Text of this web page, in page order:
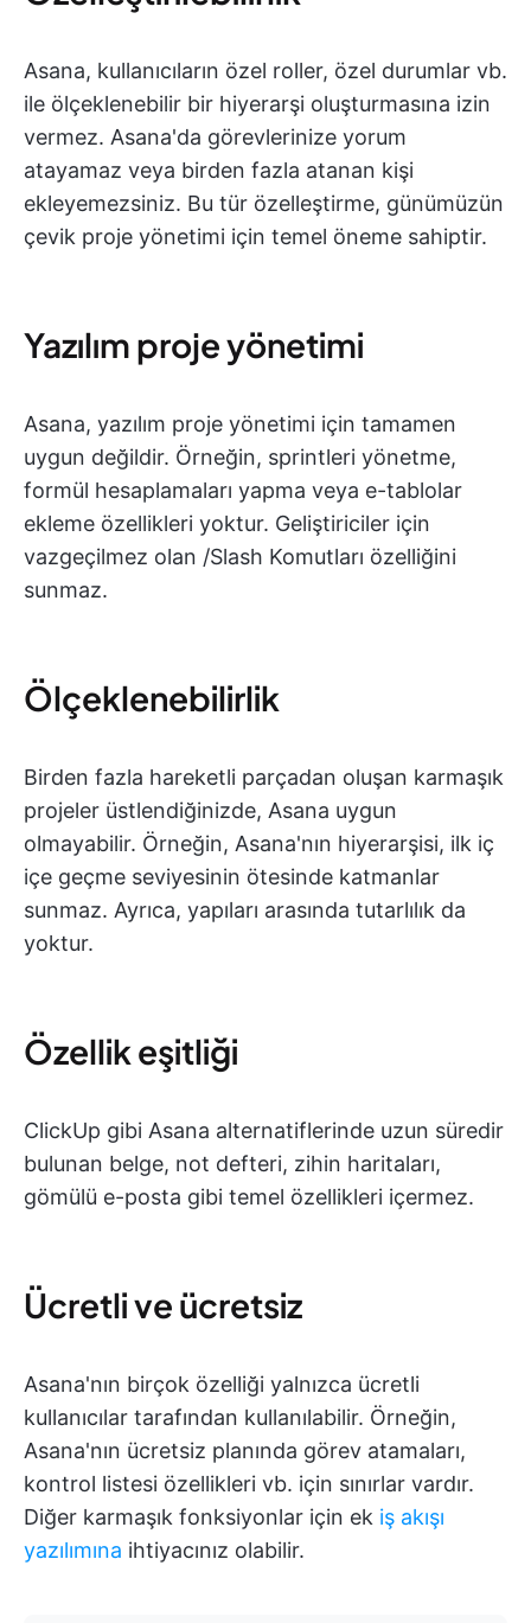
Asana, kullanıcıların özel roller, özel durumlar vb.
ile ölçeklenebilir bir hiyerarşi oluşturmasına izin
vermez. Asana'da görevlerinize yorum
atayamaz veya birden fazla atanan kişi
ekleyemezsiniz. Bu tür özelleştirme, günümüzün
çevik proje yönetimi için temel öneme sahiptir.
Yazılım proje yönetimi
Asana, yazılım proje yönetimi için tamamen
uygun değildir. Örneğin, sprintleri yönetme,
formül hesaplamaları yapma veya e-tablolar
ekleme özellikleri yoktur. Geliştiriciler için
vazgeçilmez olan /Slash Komutları özelliğini
sunmaz.
Ölçeklenebilirlik
Birden fazla hareketli parçadan oluşan karmaşık
projeler üstlendiğinizde, Asana uygun
olmayabilir. Örneğin, Asana'nın hiyerarşisi, ilk iç
içe geçme seviyesinin ötesinde katmanlar
sunmaz. Ayrıca, yapıları arasında tutarlılık da
yoktur.
Özellik eşitliği
ClickUp gibi Asana alternatiflerinde uzun süredir
bulunan belge, not defteri, zihin haritaları,
gömülü e-posta gibi temel özellikleri içermez.
Ücretli ve ücretsiz
Asana'nın birçok özelliği yalnızca ücretli
kullanıcılar tarafından kullanılabilir. Örneğin,
Asana'nın ücretsiz planında görev atamaları,
kontrol listesi özellikleri vb. için sınırlar vardır.
Diğer karmaşık fonksiyonlar için ek iş akışı
yazılımına ihtiyacınız olabilir.